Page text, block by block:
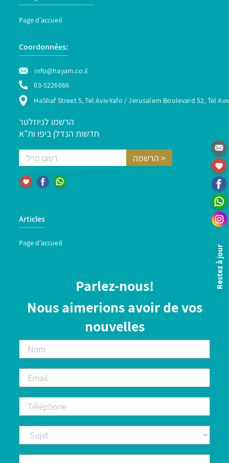
Restez à jour
Page d’accueil
Coordonnées:
info@hayam.co.il
03-5226666
HaShaf Street 5, Tel Aviv-Yafo / Jerusalem Boulevard 52, Tel
הרשמו לניוזלטר
חדשות הנדלן ביפו ות”א
Articles
Page d’accueil
Parlez-nous!
Nous aimerions avoir de vos
nouvelles